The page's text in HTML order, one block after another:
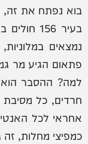
בוא נפתח את זה,
נמצאים
פתאום הגיע מר
למה? ההסבר
חרדים, כל
אחראי לכל
כמפיצי מחלות, זה